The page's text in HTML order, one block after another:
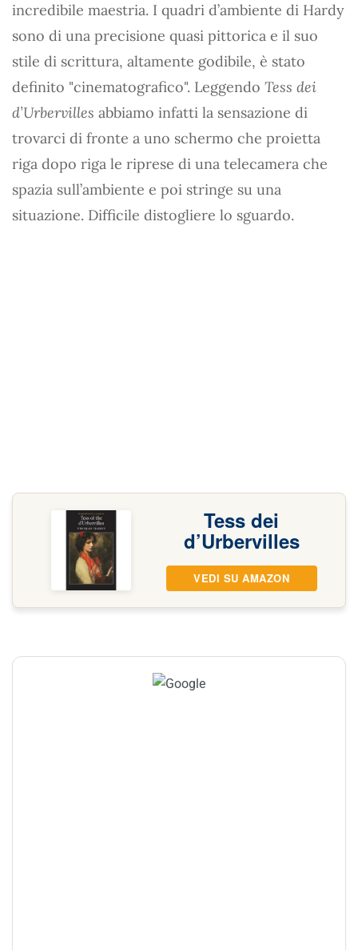
incredibile maestria. I quadri d’ambiente di Hardy
sono di una precisione quasi pittorica e il suo
stile di scrittura, altamente godibile, è stato
definito "cinematografico". Leggendo Tess dei
d’Urbervilles abbiamo infatti la sensazione di
trovarci di fronte a uno schermo che proietta
riga dopo riga le riprese di una telecamera che
spazia sull’ambiente e poi stringe su una
situazione. Difficile distogliere lo sguardo.
Tess dei
d’Urbervilles
VEDI SU AMAZON